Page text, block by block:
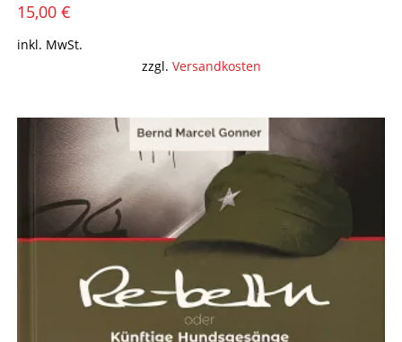
15,00 €
inkl. MwSt.
zzgl. Versandkosten